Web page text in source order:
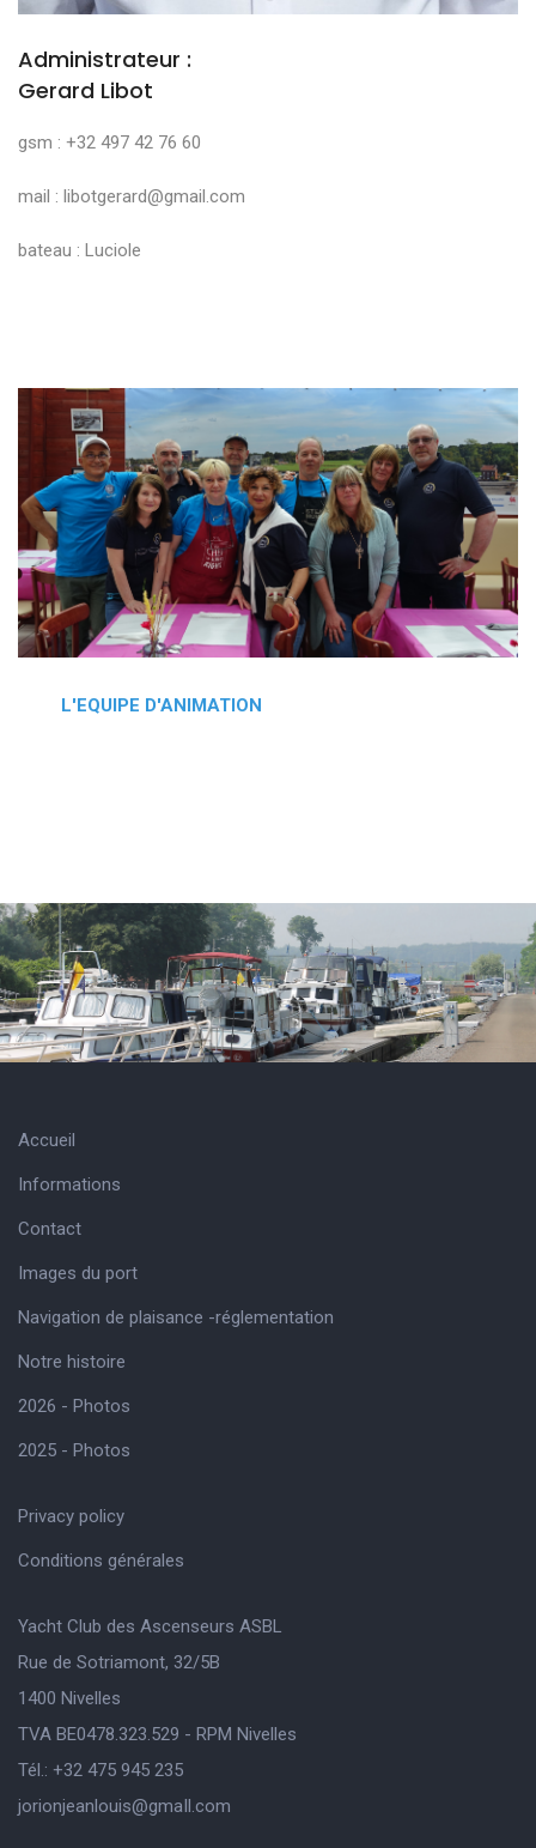
Administrateur :
Gerard Libot
gsm : +32 497 42 76 60
mail : libotgerard@gmail.com
bateau : Luciole
L'EQUIPE D'ANIMATION
Accueil
Informations
Contact
Images du port
Navigation de plaisance -réglementation
Notre histoire
2026 - Photos
2025 - Photos
Privacy policy
Conditions générales
Yacht Club des Ascenseurs ASBL
Rue de Sotriamont, 32/5B
1400 Nivelles
TVA BE0478.323.529 - RPM Nivelles
Tél.: +32 475 945 235
jorionjeanlouis@gmaIl.com